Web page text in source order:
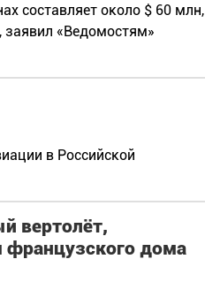
составляет около $ 60 млн,
заявил «Ведомостям»
в Российской
вертолёт,
французского дома